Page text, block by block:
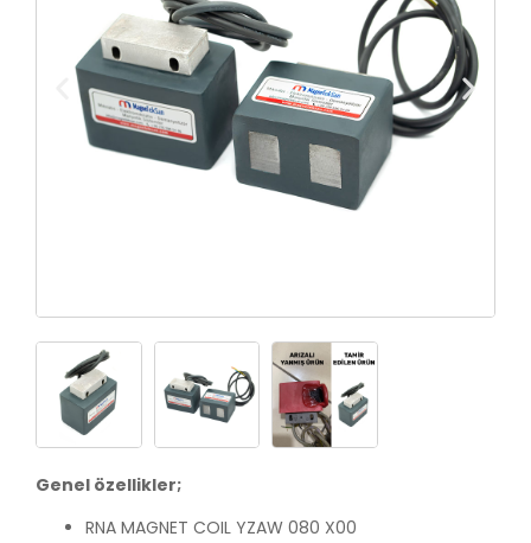
Genel özellikler;
RNA MAGNET COIL YZAW 080 X00